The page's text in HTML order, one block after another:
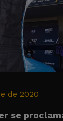
de 2020
se